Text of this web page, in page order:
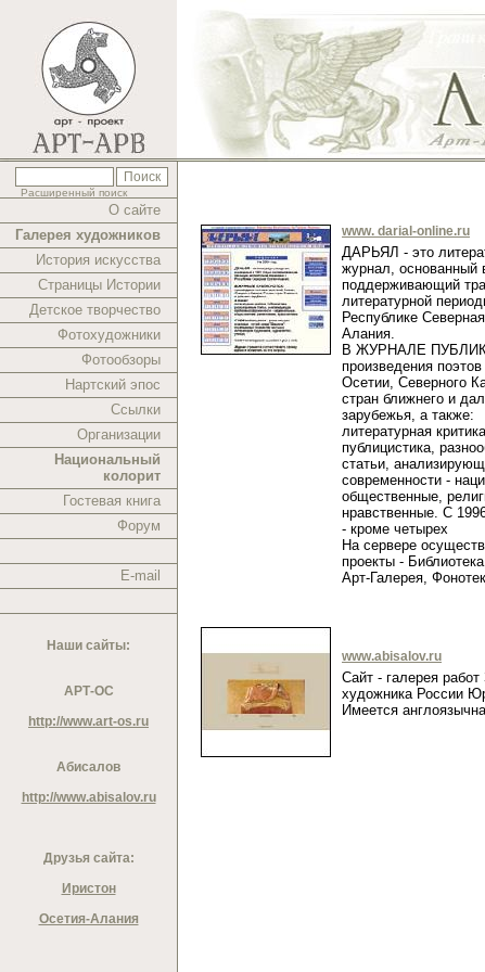
Расширенный поиск
О сайте
Галерея художников
История искусства
Страницы Истории
Детское творчество
Фотохудожники
Фотообзоры
Нартский эпос
Ссылки
Организации
Национальный
колорит
Гостевая книга
Форум
E-mail
Наши сайты:
АРТ-ОС
http://www.art-os.ru
Абисалов
http://www.abisalov.ru
Друзья сайта:
Иристон
Осетия-Алания
www. darial-online.ru
ДАРЬЯЛ - это
журнал, основанный
поддерживающий
литературной
Республике
Алания.
В ЖУРНАЛЕ
произведения
Осетии, Северного
стран ближнего и
зарубежья, а также:
литературная
публицистика,
статьи,
современности -
общественные,
нравственные. С
- кроме четырех
На сервере
проекты -
Арт-Галерея,
www.abisalov.ru
Сайт - галерея
художника России
Имеется